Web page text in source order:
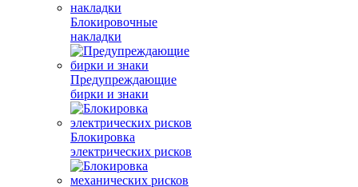
Блокировочные
накладки
Предупреждающие
бирки и знаки
Блокировка
электрических рисков